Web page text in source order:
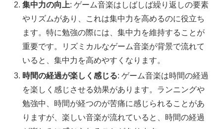
集中力の向上: ゲーム音楽はしばしば繰り返しの要素
やリズムがあり、これは集中力を高めるのに役立ち
ます。特に勉強の際には、集中力を維持することが
重要です。リズミカルなゲーム音楽が背景で流れて
いると、集中力を高めやすくなります。
時間の経過が楽しく感じる: ゲーム音楽は時間の経過
を楽しく感じさせる効果があります。ランニングや
勉強中、時間が経つのが苦痛に感じられることがあ
りますが、楽しい音楽が流れていると、時間の経過